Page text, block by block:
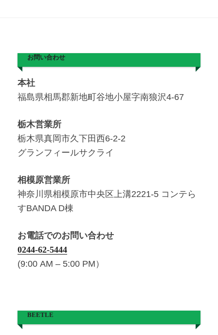
お問い合わせ
本社
福島県相馬郡新地町谷地小屋字南狼沢4-67
栃木営業所
栃木県真岡市久下田西6-2-2
グランフィールサクライ
相模原営業所
神奈川県相模原市中央区上溝2221-5 コンテら
すBANDA D棟
お電話でのお問い合わせ
0244-62-5444
(9:00 AM – 5:00 PM）
BEETLE